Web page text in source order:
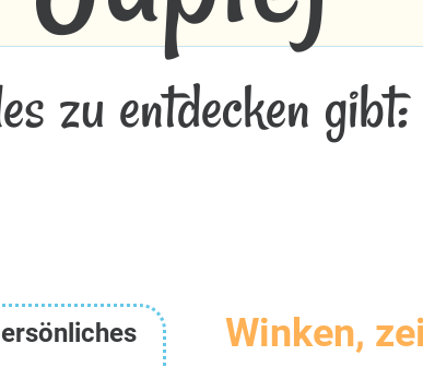
zu entdecken gibt:
Winken,